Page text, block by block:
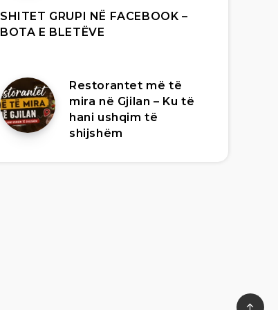
SHITET GRUPI NË FACEBOOK –
BOTA E BLETËVE
Restorantet më të
mira në Gjilan – Ku të
hani ushqim të
shijshëm